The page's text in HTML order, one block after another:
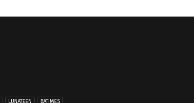
LUNATEEN BATIMES